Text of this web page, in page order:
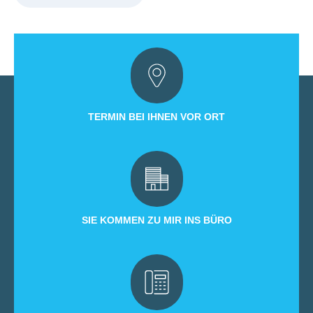
TERMIN BEI IHNEN VOR ORT
SIE KOMMEN ZU MIR INS BÜRO